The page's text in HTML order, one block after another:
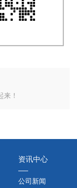
！
资讯中心
公司新闻